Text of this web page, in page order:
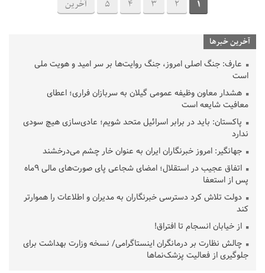
1
2
3
4
5 آخرین
آخرین خبرها
عارف: جنگ اصلی امروز، جنگ روایت‌ها بر سر امید و هویت ملی
است
هشدار معاون وظیفه عمومی گیلان به سربازان فراری؛ اعطای
معافیت شایعه است
پاکستان: باید در برابر اسرائیل متحد شویم؛ عادی‌سازی هیچ سودی
ندارد
جهانگیر: امروز خبرنگاران ایران به عنوان خار چشم می‌درخشند
اتفاق عجیب در استقلال؛ امضای شجاعی پای صورت‌های مالی ٩ماه
پس از استعفا
دولت تلاش کرد دسترسی خبرنگاران به مدیران و اطلاعات را هموارتر
کند
از خیابان انسجام تا افتراق!
چالش نظارت بر درمانگران اینستاگرامی/ نسخه وزارت بهداشت برای
جلوگیری از فعالیت پزشک‌نماها